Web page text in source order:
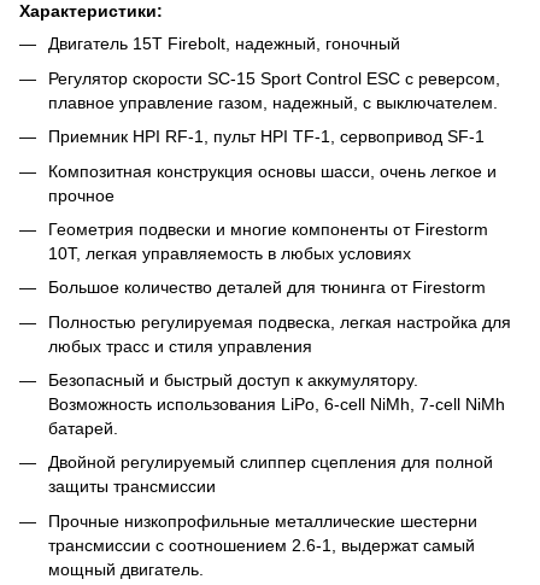
Характеристики:
Двигатель 15T Firebolt, надежный, гоночный
Регулятор скорости SC-15 Sport Control ESC с реверсом,
плавное управление газом, надежный, с выключателем.
Приемник HPI RF-1, пульт HPI TF-1, сервопривод SF-1
Композитная конструкция основы шасси, очень легкое и
прочное
Геометрия подвески и многие компоненты от Firestorm
10T, легкая управляемость в любых условиях
Большое количество деталей для тюнинга от Firestorm
Полностью регулируемая подвеска, легкая настройка для
любых трасс и стиля управления
Безопасный и быстрый доступ к аккумулятору.
Возможность использования LiPo, 6-cell NiMh, 7-cell NiMh
батарей.
Двойной регулируемый слиппер сцепления для полной
защиты трансмиссии
Прочные низкопрофильные металлические шестерни
трансмиссии с соотношением 2.6-1, выдержат самый
мощный двигатель.